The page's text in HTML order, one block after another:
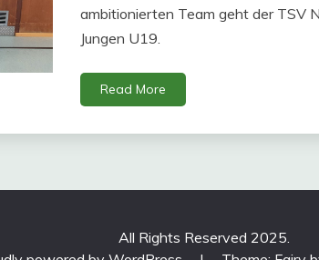
ambitionierten Team geht der TSV
Jungen U19.
Read More
All Rights Reserved 2025.